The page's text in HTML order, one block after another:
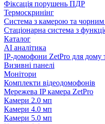
Фіксація порушень ПДР
Термоскринінг
Система з камерою та чорним
Стаціонарна система з
Каталог
AI аналітика
IP-домофони ZetPro для дому
Визивні панелі
Монітори
Комплекти відеодомофонів
Мережева IP камера ZetPro
Камери 2.0 мп
Камери 4.0 мп
Камери 5.0 мп